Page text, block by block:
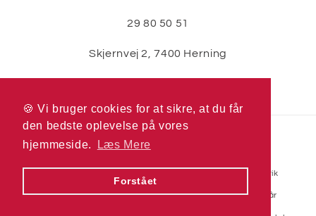
🍪 Vi bruger cookies for at sikre, at du får
den bedste oplevelse på vores
hjemmeside.
Læs Mere
Forstået
🍪 Vi bruger cookies for at sikre, at du får
den bedste oplevelse på vores
hjemmeside.
Læs Mere
Forstået
29 80 50 51
Skjernvej 2, 7400 Herning
Betalingsmetoder
Refusionspolitik
Politik om beskyttelse af persondata Servicevilkår